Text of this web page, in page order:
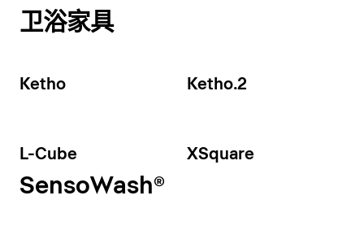
卫浴家具
Ketho Ketho.2
L-Cube XSquare
SensoWash®